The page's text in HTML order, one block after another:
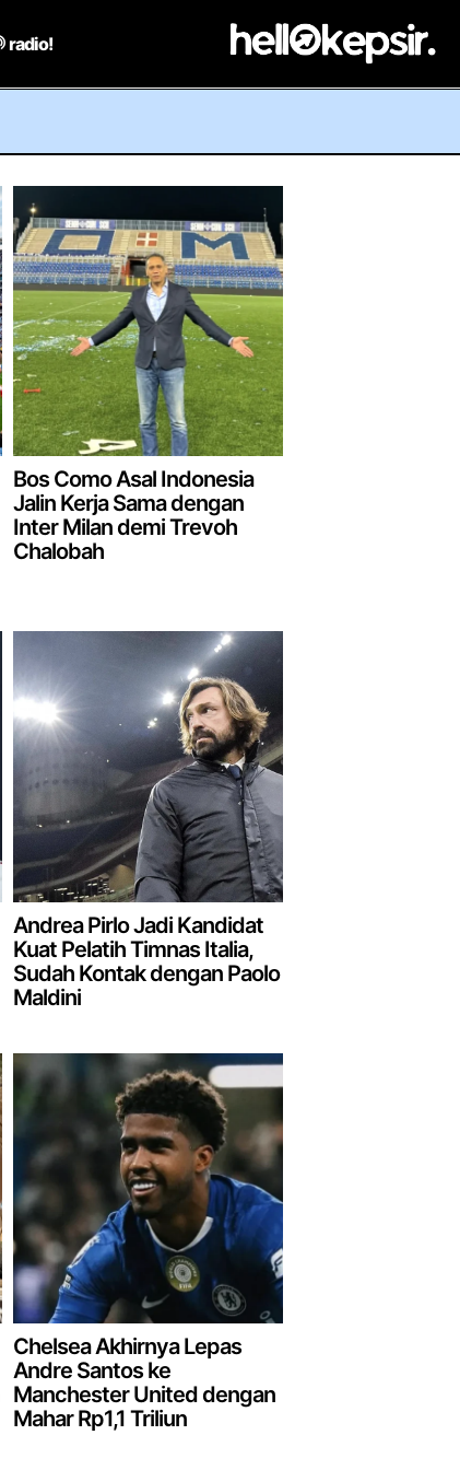
radio!
Bos Como Asal Indonesia
Jalin Kerja Sama dengan
Inter Milan demi Trevoh
Chalobah
Andrea Pirlo Jadi Kandidat
Kuat Pelatih Timnas Italia,
Sudah Kontak dengan Paolo
Maldini
Chelsea Akhirnya Lepas
Andre Santos ke
Manchester United dengan
Mahar Rp1,1 Triliun